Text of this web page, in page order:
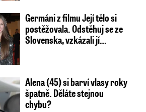
Germáni z filmu Její tělo si
postěžovala. Odstěhuj se ze
Slovenska, vzkázali jí…
Alena (45) si barví vlasy roky
špatně. Děláte stejnou
chybu?